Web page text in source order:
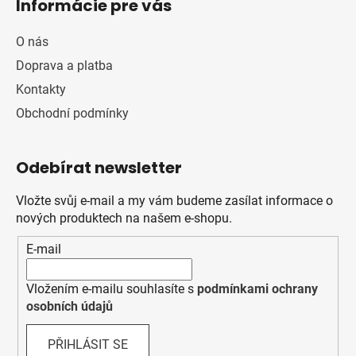
Informácie pre vás
O nás
Doprava a platba
Kontakty
Obchodní podmínky
Odebírat newsletter
Vložte svůj e-mail a my vám budeme zasílat informace o
nových produktech na našem e-shopu.
E-mail
Vložením e-mailu souhlasíte s podmínkami ochrany
osobních údajů
PŘIHLÁSIT SE